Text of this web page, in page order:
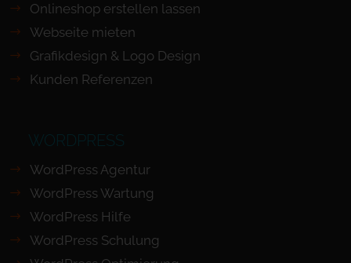
Onlineshop erstellen lassen
Webseite mieten
Grafikdesign & Logo Design
Kunden Referenzen
WORDPRESS
WordPress Agentur
WordPress Wartung
WordPress Hilfe
WordPress Schulung